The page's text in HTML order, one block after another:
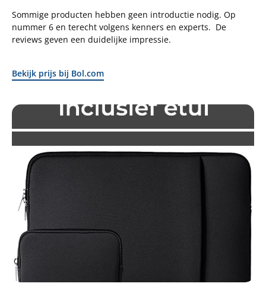
Sommige producten hebben geen introductie nodig. Op
nummer 6 en terecht volgens kenners en experts. De
reviews geven een duidelijke impressie.
Bekijk prijs bij Bol.com